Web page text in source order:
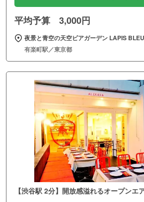
平均予算 3,000円
夜景と青空の天空ビアガーデン LAPIS
有楽町駅／東京都
【渋谷駅 2分】開放感溢れるオープンエ